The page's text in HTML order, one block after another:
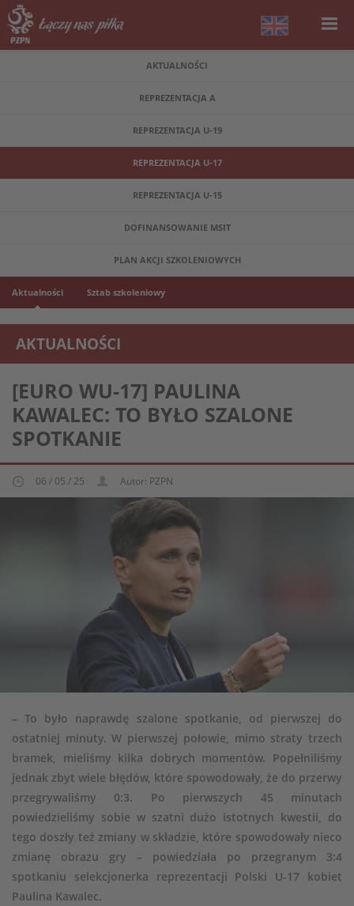
AKTUALNOŚCI
REPREZENTACJA A
REPREZENTACJA U-19
REPREZENTACJA U-17
REPREZENTACJA U-15
DOFINANSOWANIE MSIT
PLAN AKCJI SZKOLENIOWYCH
Aktualności Sztab szkoleniowy
AKTUALNOŚCI
REPREZENTACJA KOBIECA U-17
[EURO WU-17] PAULINA
KAWALEC: TO BYŁO SZALONE
SPOTKANIE
06 / 05 / 25 Autor: PZPN
– To było naprawdę szalone spotkanie, od pierwszej do
ostatniej minuty. W pierwszej połowie, mimo straty trzech
bramek, mieliśmy kilka dobrych momentów. Popełniliśmy
jednak zbyt wiele błędów, które spowodowały, że do przerwy
przegrywaliśmy 0:3. Po pierwszych 45 minutach
powiedzieliśmy sobie w szatni dużo istotnych kwestii, do
tego doszły też zmiany w składzie, które spowodowały nieco
zmianę obrazu gry – powiedziała po przegranym 3:4
spotkaniu selekcjonerka reprezentacji Polski U-17 kobiet
Paulina Kawalec.